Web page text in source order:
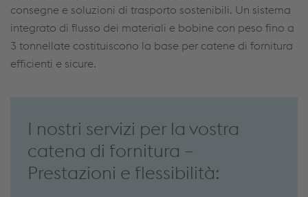
consegne e soluzioni di trasporto sostenibili. Un sistema
integrato di flusso dei materiali e bobine con peso fino a
3 tonnellate costituiscono la base per catene di fornitura
efficienti e sicure.
I nostri servizi per la vostra
catena di fornitura –
Prestazioni e flessibilità: